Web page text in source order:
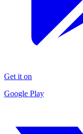
Get it on
Google Play